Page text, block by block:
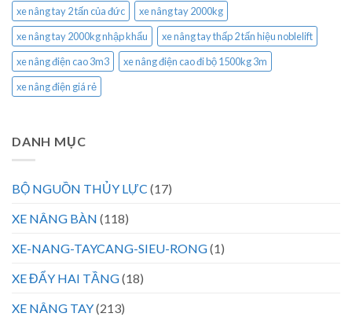
xe nâng tay 2 tấn của đức
xe nâng tay 2000kg
xe nâng tay 2000kg nhập khẩu
xe nâng tay thấp 2 tấn hiệu noblelift
xe nâng điện cao 3m3
xe nâng điện cao đi bộ 1500kg 3m
xe nâng điện giá rẻ
DANH MỤC
BỘ NGUỒN THỦY LỰC (17)
XE NÂNG BÀN (118)
XE-NANG-TAYCANG-SIEU-RONG(1)
XE ĐẨY HAI TẦNG(18)
XE NÂNG TAY(213)